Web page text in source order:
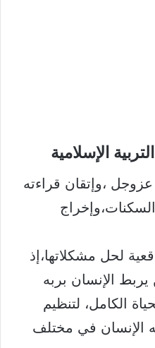
الإسلامية​
عزوجل ،وإتقان قراءته
لحل مشكلاتها،إذ
الإنسان بربه
الكامل، لتنظيم
الإنسان في مختلف